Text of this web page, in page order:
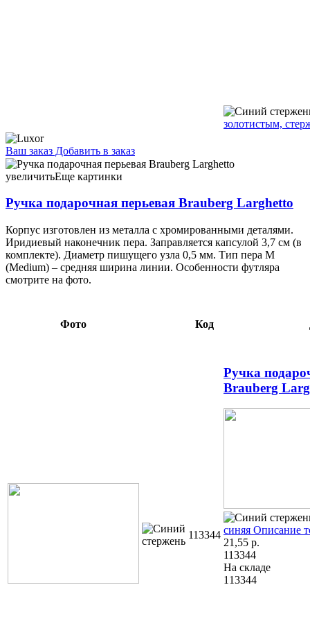
золотистым,
Ваш заказ Добавить в заказ
Ручка подарочная перьевая Brauberg Larghetto корпус
серебристый, синяя 21,55 113344
увеличитьЕще картинки
Ручка подарочная перьевая Brauberg Larghetto
Корпус изготовлен из металла с хромированными деталями.
Иридиевый наконечник пера. Заправляется капсулой 3,7 см (в
комплекте). Диаметр пишущего узла 0,5 мм. Тип пера M
(Medium) – средняя ширина линии. Особенности футляра
смотрите на фото.
Фото Код
113344
Ручка
Brauberg
синяя Описание
21,55 р.
113344
На складе
113344